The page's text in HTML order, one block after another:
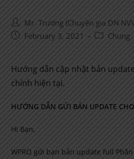
Post
author:
Mr. Trường (Chuyên gia DN
PostFebruary 3, 2021
PostChung
Hướng dẫn cập nhật bản
chính hiện tại.
HƯỚNG DẪN GỬI BẢN UPDATE
Hi Bạn,
WPRO gửi bạn bản update full